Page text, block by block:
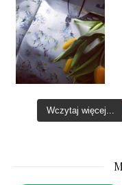
Wczytaj więcej...